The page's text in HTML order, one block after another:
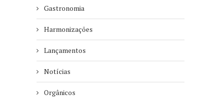
Gastronomia
Harmonizações
Lançamentos
Notícias
Orgânicos